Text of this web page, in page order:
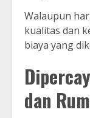
Walaupun
kualitas dan
biaya yang
dan